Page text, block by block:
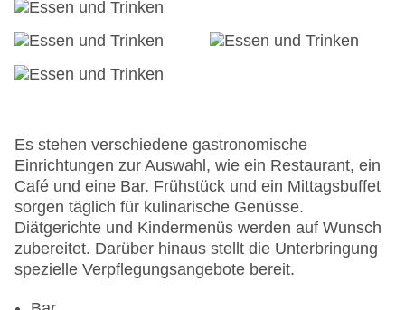
Konferenzraum
Garage
Hotelsafe
Anzahl der Konferenzräume: 1
Anzahl der Aufzüge: 1
Zimmerservice
Sonnenterrasse
Gesamtanzahl der Stockwerke: 21
Gesamtanzahl der Zimmer: 265
Pools:Beheizter Außenpool, Indoor Pool, Outdoor
Zahlungsarten: American Express, Diners Club,
Es stehen verschiedene gastronomische
Einrichtungen zur Auswahl, wie ein Restaurant, ein
Café und eine Bar. Frühstück und ein Mittagsbuffet
sorgen täglich für kulinarische Genüsse.
Diätgerichte und Kindermenüs werden auf Wunsch
zubereitet. Darüber hinaus stellt die Unterbringung
spezielle Verpflegungsangebote bereit.